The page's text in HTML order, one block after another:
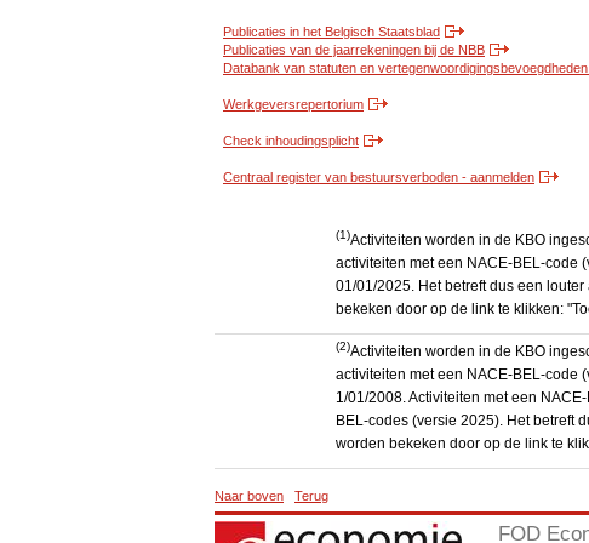
Publicaties in het Belgisch Staatsblad
Publicaties van de jaarrekeningen bij de NBB
Databank van statuten en
Werkgeversrepertorium
Check inhoudingsplicht
Centraal register van bestuursverboden - aanmelden
(1)Activiteiten worden in de KBO
activiteiten met een NACE-BEL-code
01/01/2025. Het betreft dus een
bekeken door op de link te klikken:
(2)Activiteiten worden in de KBO
activiteiten met een NACE-BEL-code
1/01/2008. Activiteiten met een
BEL-codes (versie 2025). Het betreft
worden bekeken door op de link te
Naar boven Terug
FOD